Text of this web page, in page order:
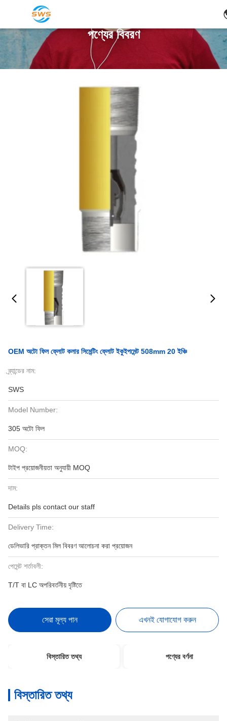
পণ্যের বিবরণ
OEM অটো ফিল ফ্লোট কলার সিমেন্টিং ফ্লোট ইকুইপমেন্ট 508mm 20 ইঞ্চি
ব্র্যান্ডের নাম:
SWS
Model Number:
305 অটো ফিল
MOQ:
টাইপ প্রয়োজনীয়তা অনুযায়ী MOQ
দাম:
Details pls contact our staff
Delivery Time:
ডেলিভারি প্রাক্তন মিল বিবরণ আলোচনা করা প্রয়োজন
পেমেন্ট শর্তাবলী:
T/T বা LC অপরিবর্তনীয় দৃষ্টিতে
সেরা মূল্য পান এখনই যোগাযোগ করুন
বিস্তারিত তথ্য পণ্যের বর্ণনা
বিস্তারিত তথ্য